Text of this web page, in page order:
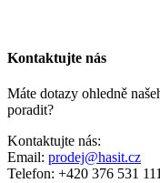
Kontaktujte nás
Máte dotazy ohledně
poradit?
Kontaktujte nás:
Email: prodej@hasit.cz
Telefon: +420 376 531 111